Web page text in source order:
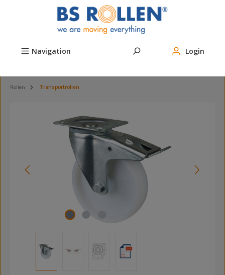
Zum Hauptinhalt springen
Navigation Login
Rollen Transportrollen
Bildergalerie überspringen